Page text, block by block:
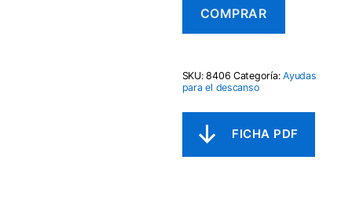
COMPRAR
SKU:8406 Categoría:Ayudas
para el descanso